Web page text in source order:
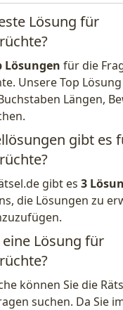
Lösung für
Lösungen für die
Unsere Top
Längen,
gibt es
gibt es 3
die Lösungen zu
Lösung für
können Sie die
suchen. Da Sie